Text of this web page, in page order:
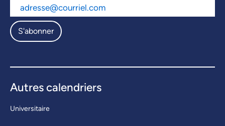
S'abonner
Autres calendriers
Universitaire